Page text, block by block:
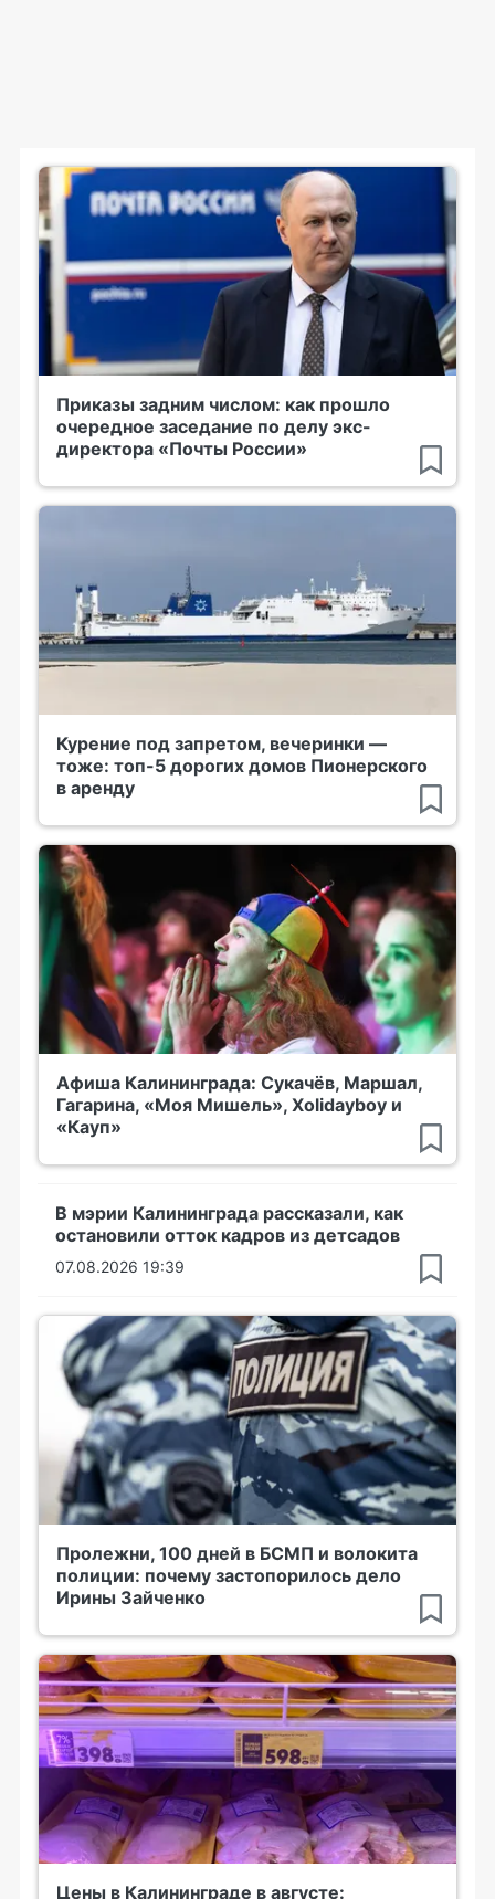
Приказы задним числом: как прошло
очередное заседание по делу экс-
директора «Почты России»
Курение под запретом, вечеринки —
тоже: топ-5 дорогих домов Пионерского
в аренду
Афиша Калининграда: Сукачёв, Маршал,
Гагарина, «Моя Мишель», Xolidayboy и
«Кауп»
В мэрии Калининграда рассказали, как
остановили отток кадров из детсадов
07.08.2026 19:39
Пролежни, 100 дней в БСМП и волокита
полиции: почему застопорилось дело
Ирины Зайченко
Цены в Калининграде в августе: